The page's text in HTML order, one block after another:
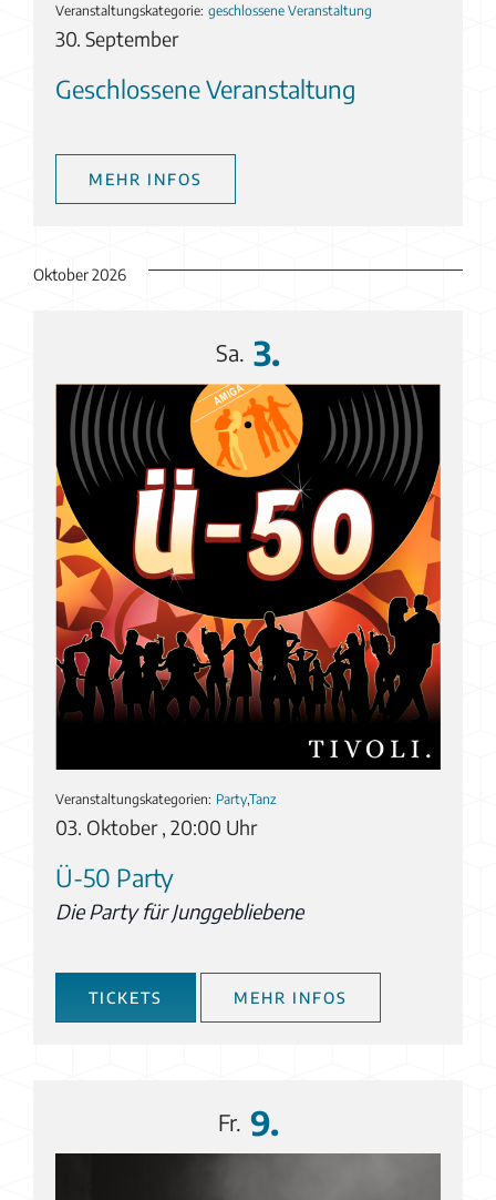
30. September
Veranstaltungskategorie: geschlossene Veranstaltung
Geschlossene Veranstaltung
MEHR INFOS
Oktober 2026
Sa. 3.
03. Oktober , 20:00 Uhr
Veranstaltungskategorien: Party,Tanz
Ü-50 Party
Die Party für Junggebliebene
TICKETS MEHR INFOS
Fr. 9.